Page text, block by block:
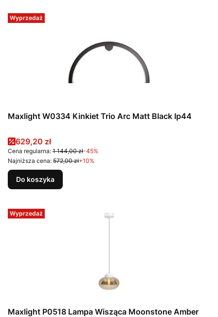
Wyprzedaż
Maxlight W0334 Kinkiet Trio Arc Matt Black Ip44
Cena promocyjna
629,20 zł
Cena regularna: 1 144,00 zł-45%
Najniższa cena: 572,00 zł+10%
Do koszyka
Wyprzedaż
Maxlight P0518 Lampa Wisząca Moonstone Amber